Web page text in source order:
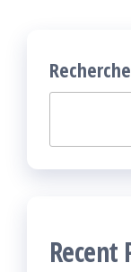
Recent